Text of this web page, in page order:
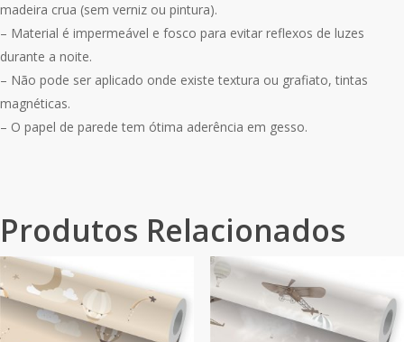
madeira crua (sem verniz ou pintura).
– Material é impermeável e fosco para evitar reflexos de luzes
durante a noite.
– Não pode ser aplicado onde existe textura ou grafiato, tintas
magnéticas.
– O papel de parede tem ótima aderência em gesso.
Produtos Relacionados